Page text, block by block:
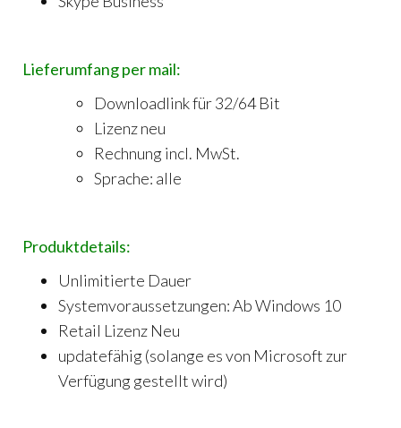
Lieferumfang per mail:
Downloadlink für 32/64 Bit
Lizenz neu
Rechnung incl. MwSt.
Sprache: alle
Produktdetails:
Unlimitierte Dauer
Systemvoraussetzungen: Ab Windows 10
Retail Lizenz Neu
updatefähig (solange es von Microsoft zur
Verfügung gestellt wird)